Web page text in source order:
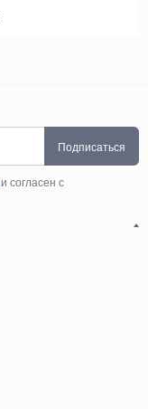
Подписаться
и согласен с